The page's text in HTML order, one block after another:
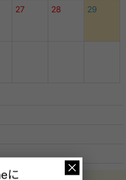
27 28 29